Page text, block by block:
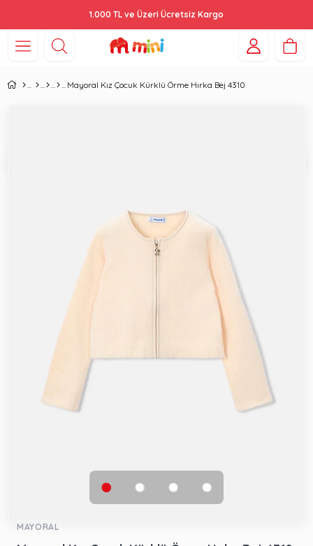
1.000 TL ve Üzeri Ücretsiz Kargo
Mayoral Kız Çocuk Kürklü Örme Hırka Bej 4310
MAYORAL